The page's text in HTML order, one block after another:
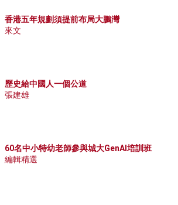
香港五年規劃須提前布局大鵬灣
來文
歷史給中國人一個公道
張建雄
60名中小特幼老師參與城大GenAI培訓班
編輯精選